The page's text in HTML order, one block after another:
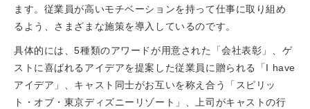
ます。従業員が高いモチベーションを持って仕事に取り組め
るよう、さまざまな施策を導入しているのです。
具体的には、5種類のアワードが用意された「会社表彰」、ゲ
ストに喜ばれるアイデアを提案した従業員に贈られる「I have
アイデア」、キャスト同士がお互いを称え合う「スピリッ
ト・オブ・東京ディズニーリゾート」、上司がキャストの行